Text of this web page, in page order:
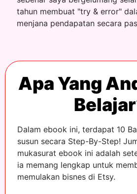
tahun membuat "try & error"
menjana pendapatan secara
Apa Yang
Dalam ebook ini, terdapat 10
susun secara Step-By-Step!
mukasurat ebook ini adalah
ia memang lengkap untuk
memulakan bisnes di Etsy.